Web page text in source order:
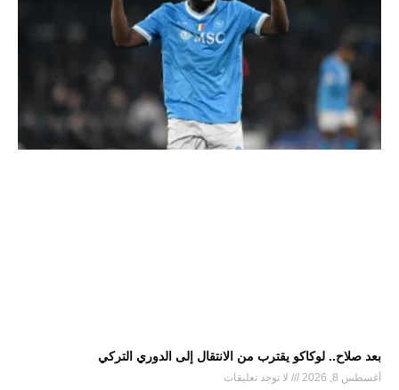
بعد صلاح.. لوكاكو يقترب من الانتقال إلى الدوري التركي
أغسطس 8, 2026 لا توجد تعليقات